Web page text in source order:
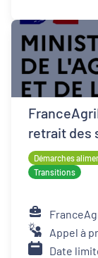
retrait des
Démarches
Transitions
Appel à
Date